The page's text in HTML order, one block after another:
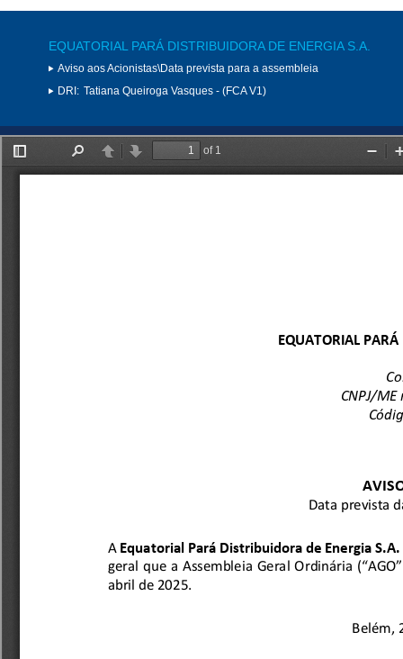
EQUATORIAL PARÁ DISTRIBUIDORA DE ENERGIA S.A.
Aviso aos Acionistas\Data prevista para a assembleia
DRI: Tatiana Queiroga Vasques - (FCA V1)